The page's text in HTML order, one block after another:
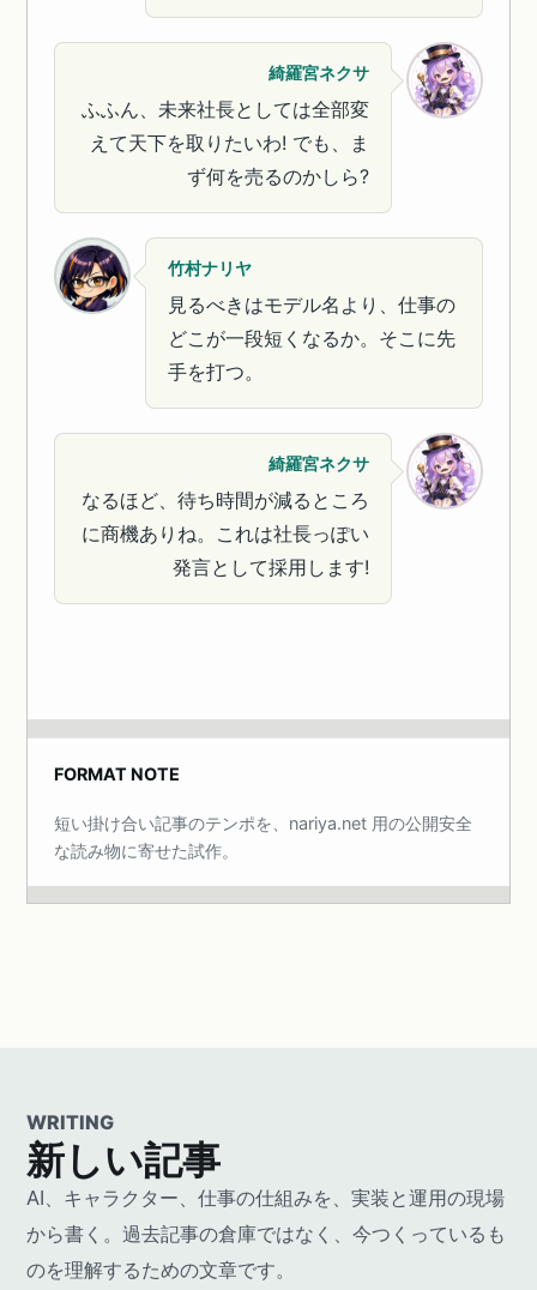
綺羅宮ネクサ
ふふん、未来社長としては全部変
えて天下を取りたいわ! でも、ま
ず何を売るのかしら?
竹村ナリヤ
見るべきはモデル名より、仕事の
どこが一段短くなるか。そこに先
手を打つ。
綺羅宮ネクサ
なるほど、待ち時間が減るところ
に商機ありね。これは社長っぽい
発言として採用します!
FORMAT NOTE
短い掛け合い記事のテンポを、nariya.net 用の公開安全
な読み物に寄せた試作。
WRITING
新しい記事
AI、キャラクター、仕事の仕組みを、実装と運用の現場
から書く。過去記事の倉庫ではなく、今つくっているも
のを理解するための文章です。